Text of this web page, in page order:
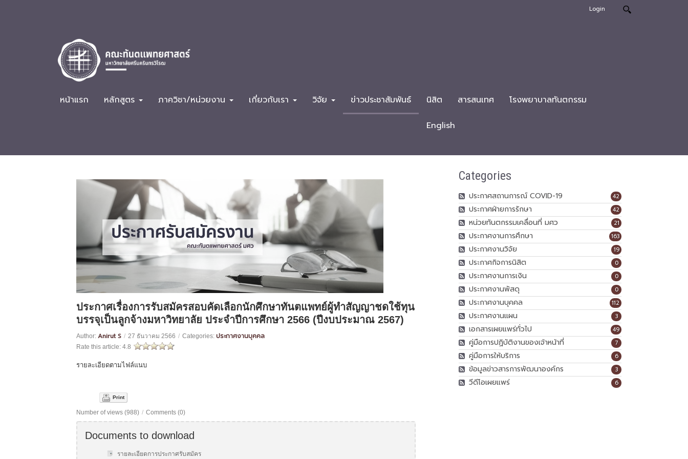
Login
หน้าแรก หลักสูตร ภาควิชา/หน่วยงาน เกี่ยวกับเรา วิจัย ข่าวประชาสัมพันธ์ นิสิต สารสนเทศ โรงพยาบาลทันตกรรม
English
ประกาศเรื่องการรับสมัครสอบคัดเลือกนักศึกษาทันตแพทย์ผู้ทำสัญญาชดใช้ทุน
บรรจุเป็นลูกจ้างมหาวิทยาลัย ประจำปีการศึกษา 2566 (ปีงบประมาณ 2567)
Author: Anirut S / 27 ธันวาคม 2566 / Categories: ประกาศงานบุคคล
Rate this article: 4.8
รายละเอียดตามไฟล์แนบ
Print
Number of views (988) / Comments (0)
Documents to download
รายละเอียดการประกาศรับสมัคร
Categories
42
ประกาศสถานการณ์ COVID-19
42
ประกาศฝ่ายการรักษา
21
หน่วยทันตกรรมเคลื่อนที่ มศว
163
ประกาศงานการศึกษา
19
ประกาศงานวิจัย
0
ประกาศกิจการนิสิต
0
ประกาศงานการเงิน
0
ประกาศงานพัสดุ
112
ประกาศงานบุคคล
3
ประกาศงานแผน
49
เอกสารเผยแพร่ทั่วไป
7
คู่มือการปฏิบัติงานของเจ้าหน้าที่
6
คู่มือการให้บริการ
3
ข้อมูลข่าวสารการพัฒนาองค์กร
6
วีดีโอเผยแพร่